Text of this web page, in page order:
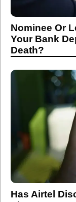
Your Bank
Death?
Has Airtel
Plan? Here’s